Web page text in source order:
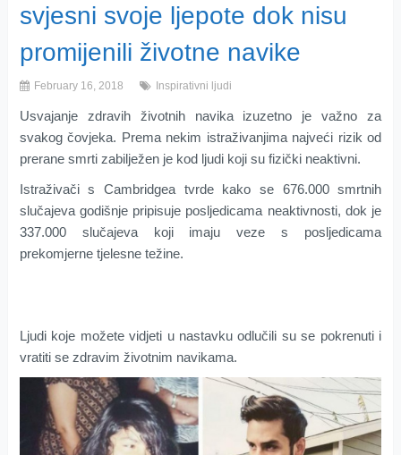
svjesni svoje ljepote dok nisu
promijenili životne navike
February 16, 2018 Inspirativni ljudi
Usvajanje zdravih životnih navika izuzetno je važno za
svakog čovjeka. Prema nekim istraživanjima najveći rizik od
prerane smrti zabilježen je kod ljudi koji su fizički neaktivni.
Istraživači s Cambridgea tvrde kako se 676.000 smrtnih
slučajeva godišnje pripisuje posljedicama neaktivnosti, dok je
337.000 slučajeva koji imaju veze s posljedicama
prekomjerne tjelesne težine.
Ljudi koje možete vidjeti u nastavku odlučili su se pokrenuti i
vratiti se zdravim životnim navikama.